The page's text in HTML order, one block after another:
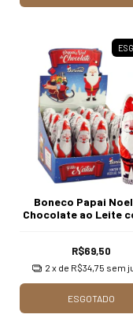
Boneco Papai
Chocolate ao Leite
R$69,50
2 x de R$34,75 sem
ESGOTADO